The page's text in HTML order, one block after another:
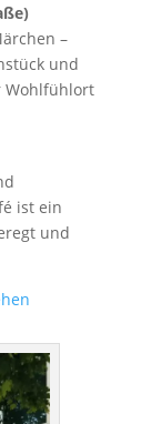
–
und
Wohlfühlort
ist ein
und